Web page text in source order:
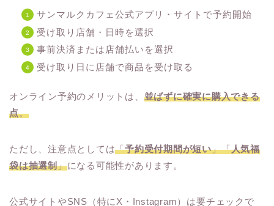
サンマルクカフェ公式アプリ・サイトで予約開始
受け取り店舗・日時を選択
事前決済または店舗払いを選択
受け取り日に店舗で商品を受け取る
オンライン予約のメリットは、 並ばずに確実に購入できる
点。
ただし、注意点としては「予約受付期間が短い」「人気福
袋は抽選制」になる可能性があります。
公式サイトやSNS（特にX・Instagram）は要チェックで